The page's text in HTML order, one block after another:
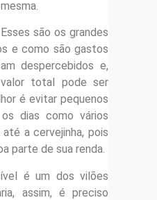
Esses são os grandes
e como são gastos
despercebidos e,
total pode ser
é evitar pequenos
dias como vários
a cervejinha, pois
parte de sua renda.
é um dos vilões
assim, é preciso